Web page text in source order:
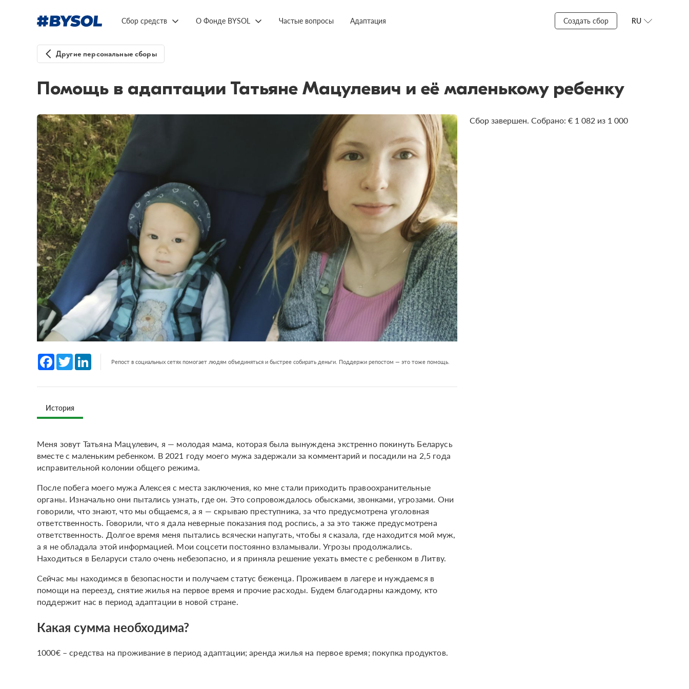
Сбор средств О Фонде BYSOL Частые вопросы Адаптация Создать сбор RU
Другие персональные сборы
Помощь в адаптации Татьяне Мацулевич и её маленькому ребенку
Facebook
Twitter LinkedInРепост в социальных сетях помогает людям объединяться и быстрее собирать деньги. Поддержи репостом — это тоже помощь.
История
Меня зовут Татьяна Мацулевич, я — молодая мама, которая была вынуждена экстренно покинуть Беларусь
вместе с маленьким ребенком. В 2021 году моего мужа задержали за комментарий и посадили на 2,5 года
исправительной колонии общего режима.
После побега моего мужа Алексея с места заключения, ко мне стали приходить правоохранительные
органы. Изначально они пытались узнать, где он. Это сопровождалось обысками, звонками, угрозами. Они
говорили, что знают, что мы общаемся, а я — скрываю преступника, за что предусмотрена уголовная
ответственность. Говорили, что я дала неверные показания под роспись, а за это также предусмотрена
ответственность. Долгое время меня пытались всячески напугать, чтобы я сказала, где находится мой муж,
а я не обладала этой информацией. Мои соцсети постоянно взламывали. Угрозы продолжались.
Находиться в Беларуси стало очень небезопасно, и я приняла решение уехать вместе с ребенком в Литву.
Сейчас мы находимся в безопасности и получаем статус беженца. Проживаем в лагере и нуждаемся в
помощи на переезд, снятие жилья на первое время и прочие расходы. Будем благодарны каждому, кто
поддержит нас в период адаптации в новой стране.
Какая сумма необходима?
1000€ – средства на проживание в период адаптации; аренда жилья на первое время; покупка продуктов.
Сбор завершен. Собрано: € 1 082 из 1 000